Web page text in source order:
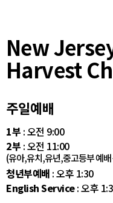
New
Harvest
주일예배
1부 : 오전 9:00
2부 : 오전 11:00
(유아,유치,유년,중고등부 예
청년부예배 : 오후 1:30
English Service: 오후